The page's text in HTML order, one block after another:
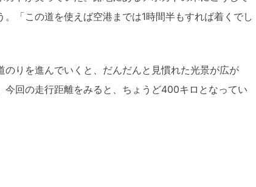
「この道を使えば空港までは1時間半もすれば着くでし
りを進んでいくと、だんだんと見慣れた光景が広が
回の走行距離をみると、ちょうど400キロとなってい